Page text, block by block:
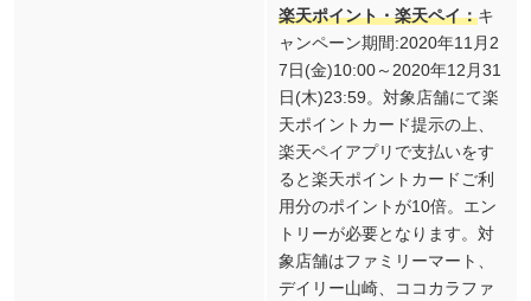
楽天ポイント・楽天ペイ：キ
ャンペーン期間:2020年11月2
7日(金)10:00～2020年12月31
日(木)23:59。対象店舗にて楽
天ポイントカード提示の上、
楽天ペイアプリで支払いをす
ると楽天ポイントカードご利
用分のポイントが10倍。エン
トリーが必要となります。対
象店舗はファミリーマート、
デイリー山崎、ココカラファ